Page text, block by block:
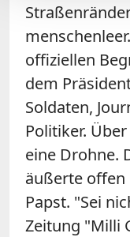
offiziellen
dem
Soldaten,
Politiker.
eine Drohne.
äußerte offen
Papst. "Sei
Zeitung "Milli